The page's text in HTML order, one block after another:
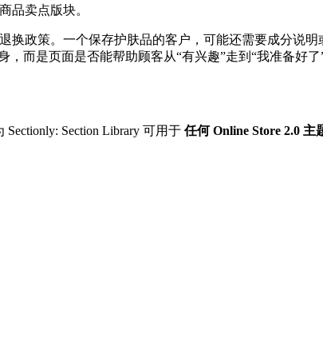
品卖点版块。
政策。一个保存护肤品的客户，可能还需要成分说
而是页面是否能帮助顾客从“有兴趣”走到“我准备好了”
Section Library 可用于 任何 Online Store 2.0 主